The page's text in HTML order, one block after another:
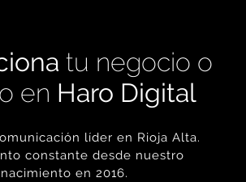
tu negocio o
en Haro Digital
líder en Rioja Alta.
constante desde nuestro
nacimiento en 2016.